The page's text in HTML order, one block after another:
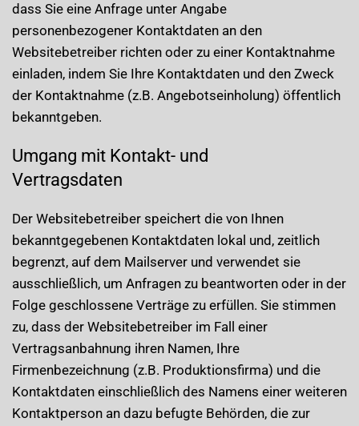
dass Sie eine Anfrage unter Angabe
personenbezogener Kontaktdaten an den
Websitebetreiber richten oder zu einer Kontaktnahme
einladen, indem Sie Ihre Kontaktdaten und den Zweck
der Kontaktnahme (z.B. Angebotseinholung) öffentlich
bekanntgeben.
Umgang mit Kontakt- und
Vertragsdaten
Der Websitebetreiber speichert die von Ihnen
bekanntgegebenen Kontaktdaten lokal und, zeitlich
begrenzt, auf dem Mailserver und verwendet sie
ausschließlich, um Anfragen zu beantworten oder in der
Folge geschlossene Verträge zu erfüllen. Sie stimmen
zu, dass der Websitebetreiber im Fall einer
Vertragsanbahnung ihren Namen, Ihre
Firmenbezeichnung (z.B. Produktionsfirma) und die
Kontaktdaten einschließlich des Namens einer weiteren
Kontaktperson an dazu befugte Behörden, die zur